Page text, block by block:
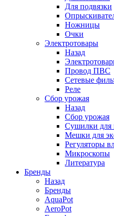
Для подвязки
Ножницы
Очки
Электротовары
Назад
Провод ПВС
Сетевые
Реле
Сбор урожая
Назад
Сбор урожая
Сушилки для
Мешки для
Регуляторы
Микроскопы
Литература
Бренды
Назад
Бренды
AquaPot
AeroPot